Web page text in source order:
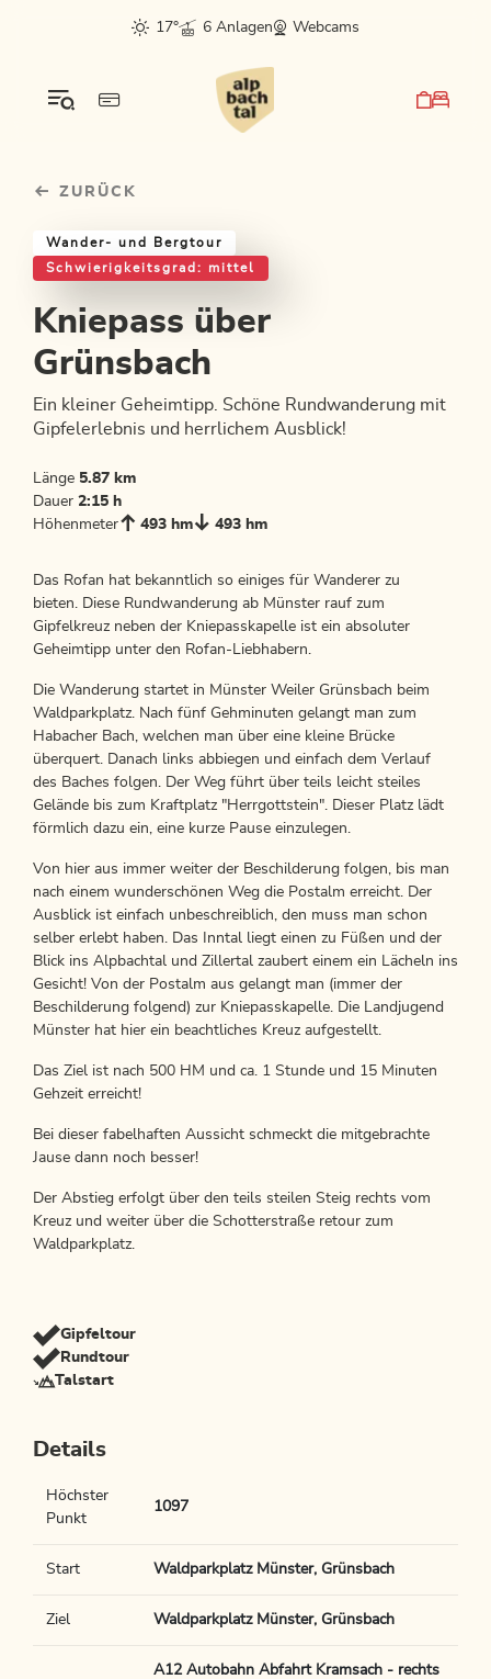
sr.skip-to.main-content
sr.skip-to.table-of-contents
sr.skip-to.main-navigation
17°
6 Anlagen Webcams
ZURÜCK
Wander- und Bergtour
Schwierigkeitsgrad: mittel
Kniepass über
Grünsbach
Ein kleiner Geheimtipp. Schöne Rundwanderung mit
Gipfelerlebnis und herrlichem Ausblick!
Länge 5.87 km
Dauer 2:15 h
Höhenmeter
493 hm 493 hm
Das Rofan hat bekanntlich so einiges für Wanderer zu
bieten. Diese Rundwanderung ab Münster rauf zum
Gipfelkreuz neben der Kniepasskapelle ist ein absoluter
Geheimtipp unter den Rofan-Liebhabern.
Die Wanderung startet in Münster Weiler Grünsbach beim
Waldparkplatz. Nach fünf Gehminuten gelangt man zum
Habacher Bach, welchen man über eine kleine Brücke
überquert. Danach links abbiegen und einfach dem Verlauf
des Baches folgen. Der Weg führt über teils leicht steiles
Gelände bis zum Kraftplatz "Herrgottstein". Dieser Platz lädt
förmlich dazu ein, eine kurze Pause einzulegen.
Von hier aus immer weiter der Beschilderung folgen, bis man
nach einem wunderschönen Weg die Postalm erreicht. Der
Ausblick ist einfach unbeschreiblich, den muss man schon
selber erlebt haben. Das Inntal liegt einen zu Füßen und der
Blick ins Alpbachtal und Zillertal zaubert einem ein Lächeln ins
Gesicht! Von der Postalm aus gelangt man (immer der
Beschilderung folgend) zur Kniepasskapelle. Die Landjugend
Münster hat hier ein beachtliches Kreuz aufgestellt.
Das Ziel ist nach 500 HM und ca. 1 Stunde und 15 Minuten
Gehzeit erreicht!
Bei dieser fabelhaften Aussicht schmeckt die mitgebrachte
Jause dann noch besser!
Der Abstieg erfolgt über den teils steilen Steig rechts vom
Kreuz und weiter über die Schotterstraße retour zum
Waldparkplatz.
Gipfeltour
Rundtour
Talstart
Details
Höchster
Punkt
1097
Start Waldparkplatz Münster, Grünsbach
Ziel Waldparkplatz Münster, Grünsbach
A12 Autobahn Abfahrt Kramsach - rechts